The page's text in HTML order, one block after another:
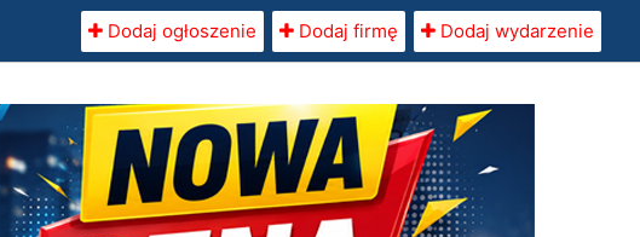
Dodaj ogłoszenie Dodaj firmę Dodaj wydarzenie